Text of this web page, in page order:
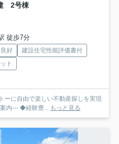
2号棟
徒歩7分
好
建設住宅性能評価書付
ト
ーに自由で楽しい不動産探しを実現
内--- ◆経験豊... もっと見る